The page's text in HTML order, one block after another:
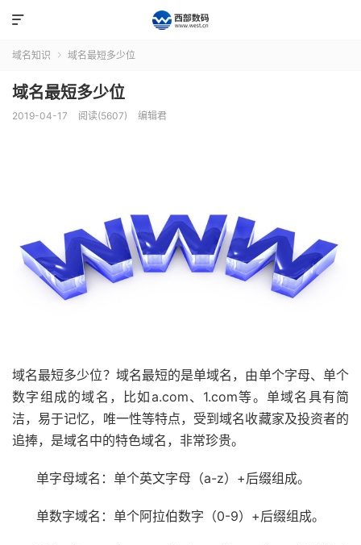

域名知识  域名最短多少位
域名最短多少位
2019-04-17 阅读(5607) 编辑君
域名最短多少位？域名最短的是单域名，由单个字母、单个
数字组成的域名，比如a.com、1.com等。单域名具有简
洁，易于记忆，唯一性等特点，受到域名收藏家及投资者的
追捧，是域名中的特色域名，非常珍贵。
单字母域名：单个英文字母（a-z）+后缀组成。
单数字域名：单个阿拉伯数字（0-9）+后缀组成。